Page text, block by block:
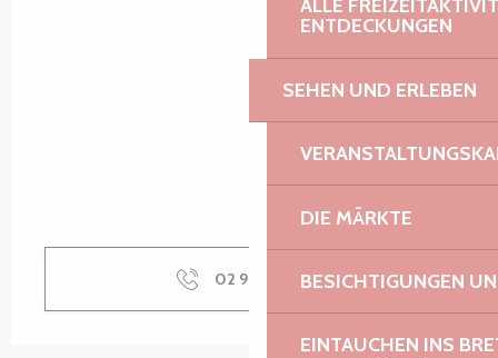
ALLE
ENTDECKUNGEN
SEHEN UND ERLEBEN
DIE MÄRKTE
BESICHTIGUNGEN
EINTAUCHEN INS
02 96 91 36▒▒